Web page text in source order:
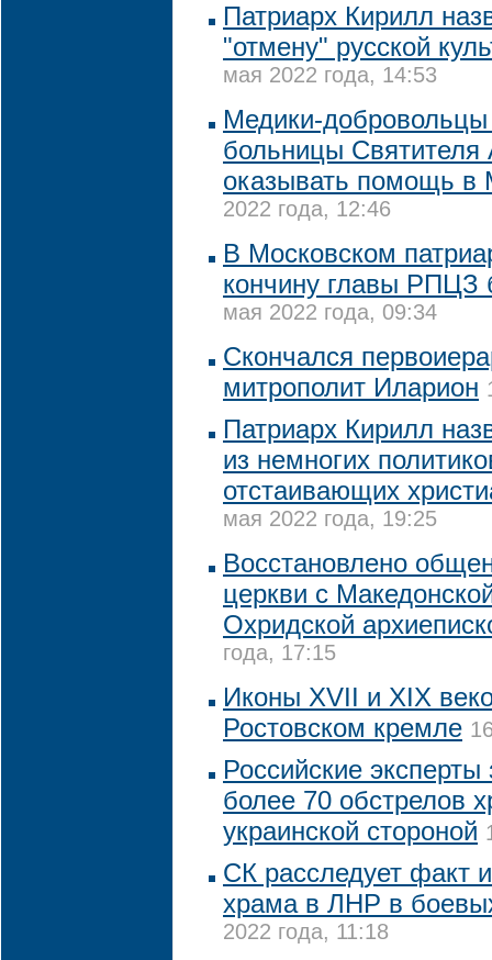
Патриарх Кирилл
"отмену" русской
мая 2022 года, 14:53
Медики-добровольцы
больницы Cвятителя
оказывать помощь в
2022 года, 12:46
В Московском
кончину главы РПЦЗ
мая 2022 года, 09:34
Скончался
митрополит Иларион
Патриарх Кирилл
из немногих
отстаивающих
мая 2022 года, 19:25
Восстановлено
церкви с
Охридской
года, 17:15
Иконы XVII и XIX
Ростовском кремле
Российские
более 70 обстрелов
украинской стороной
СК расследует факт
храма в ЛНР в
2022 года, 11:18